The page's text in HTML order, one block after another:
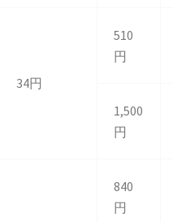
34円
510
円
1,500
円
840
円